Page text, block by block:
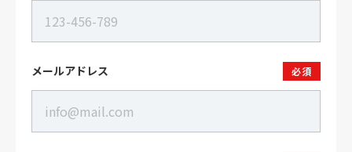
メールアドレス 必須